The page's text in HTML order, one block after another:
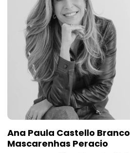
Ana Paula Castello Branco
Mascarenhas Peracio